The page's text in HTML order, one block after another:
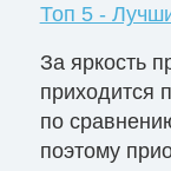
Топ 5 -
За яркость
приходится
по
поэтому